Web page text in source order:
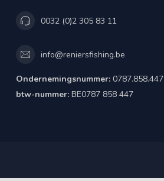
0032 (0)2 305 83 11
info@reniersfishing.be
Ondernemingsnummer: 0787.858.447
btw-nummer: BE0787 858 447